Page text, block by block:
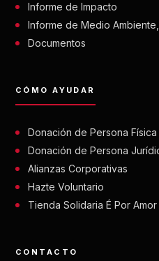
Informe de Impacto
Informe de Medio
Documentos
CÓMO AYUDAR
Donación de Persona Física
Donación de Persona
Alianzas Corporativas
Hazte Voluntario
Tienda Solidaria É Por Amor
CONTACTO